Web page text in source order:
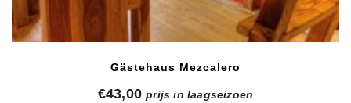
Gästehaus Mezcalero
€43,00 prijs in laagseizoen